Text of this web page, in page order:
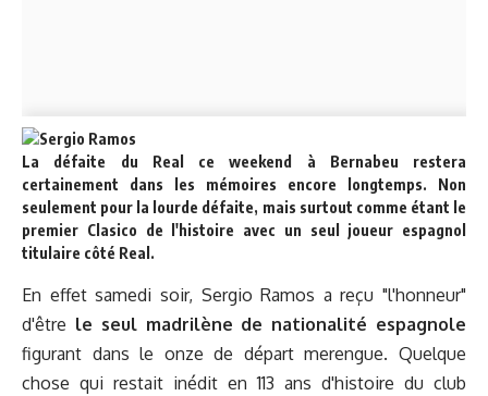
La défaite du Real ce weekend à Bernabeu restera
certainement dans les mémoires encore longtemps. Non
seulement pour la lourde défaite, mais surtout comme étant le
premier Clasico de l'histoire avec un seul joueur espagnol
titulaire côté Real.
En effet samedi soir, Sergio Ramos a reçu "l'honneur"
d'être le seul madrilène de nationalité espagnole
figurant dans le onze de départ merengue. Quelque
chose qui restait inédit en 113 ans d'histoire du club